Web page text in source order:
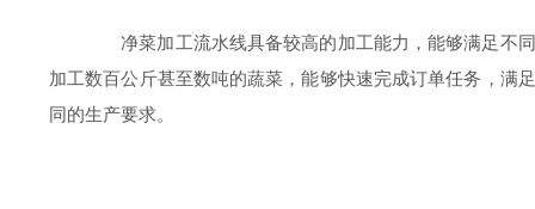
净菜加工流水线具备较高的加工能力，能够满足不同
加工数百公斤甚至数吨的蔬菜，能够快速完成订单任务，满
同的生产要求。